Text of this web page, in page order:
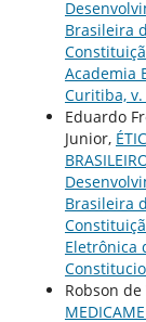
Brasileira
Academia
Curitiba,
Eduardo
Junior,
Brasileira
Eletrônica
Robson de